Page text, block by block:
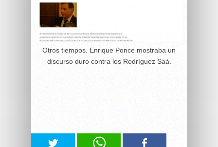
Otros tiempos. Enrique Ponce mostraba un
discurso duro contra los Rodríguez Saá.